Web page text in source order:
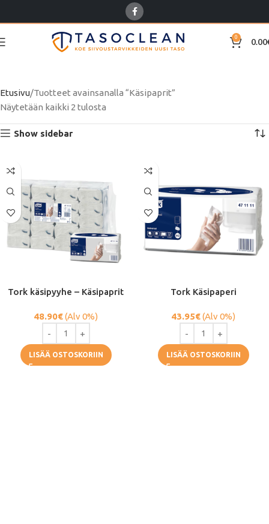
0 0.00
Etusivu Tuotteet avainsanalla “Käsipaprit”
Näytetään kaikki 2 tulosta
Show sidebar
Tork käsipyyhe – Käsipaprit
48.90€(Alv 0%)
LISÄÄ OSTOSKORIIN
Tork Käsipaperi
43.95€(Alv 0%)
LISÄÄ OSTOSKORIIN